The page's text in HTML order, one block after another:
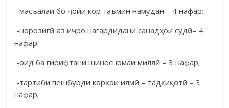
-масъалаи бо ҷойи кор таъмин намудан – 4 нафар;
-норозигӣ аз иҷро нагардидани санадҳои судӣ– 4
нафар
-оид ба гирифтани шиносномаи миллӣ – 3 нафар;
-тартиби пешбурди корҳои илмӣ – тадқиқотӣ – 3
нафар;